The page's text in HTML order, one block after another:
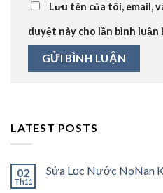
Lưu tên của tôi, email,
duyệt này cho lần bình luận
LATEST POSTS
02
Th11
Sửa Lọc Nước NoNan